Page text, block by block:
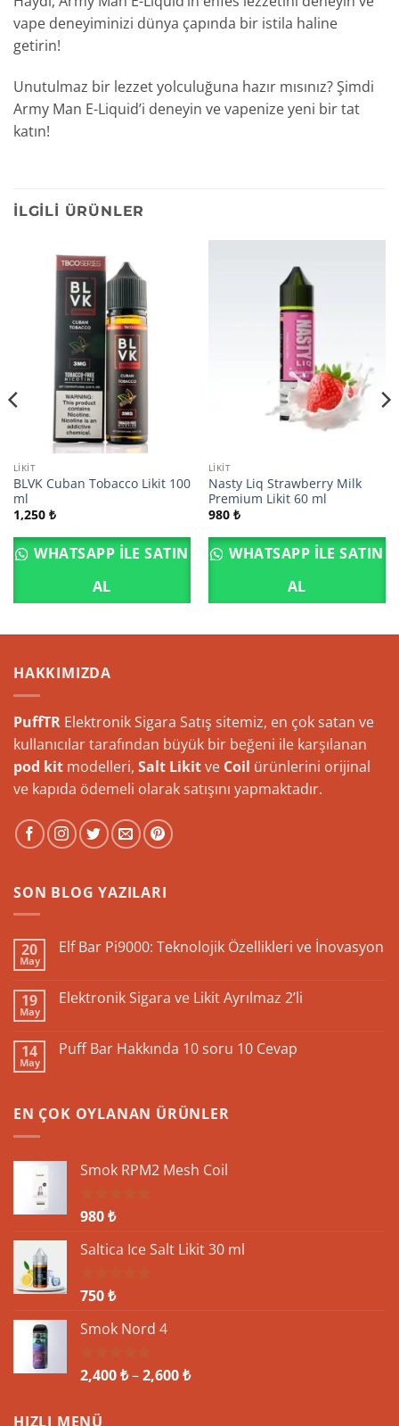
vape deneyiminizi dünya çapında bir istila haline
getirin!
Unutulmaz bir lezzet yolculuğuna hazır mısınız? Şimdi
Army Man E-Liquid’i deneyin ve vapenize yeni bir tat
katın!
İLGILI ÜRÜNLER
LIKIT
BLVK Cuban Tobacco Likit 100
ml
1,250 ₺
WHATSAPP ILE SATIN
AL
LIKIT
Nasty Liq Strawberry Milk
Premium Likit 60 ml
980 ₺
WHATSAPP ILE SATIN
AL
HAKKIMIZDA
PuffTR Elektronik Sigara Satış sitemiz, en çok satan ve
kullanıcılar tarafından büyük bir beğeni ile karşılanan
pod kit modelleri, Salt Likitve Coil ürünlerini orijinal
ve kapıda ödemeli olarak satışını yapmaktadır.
SON BLOG YAZILARI
20
May
Elf Bar Pi9000: Teknolojik Özellikleri ve İnovasyon
Elf
Bar
ve
İnovasyon
19
May
Elektronik Sigara ve Likit Ayrılmaz 2’li
Elektronik
Sigara
14
May
Puff Bar Hakkında 10 soru 10 Cevap
Hakkında
Cevap
EN ÇOK OYLANAN ÜRÜNLER
Smok RPM2 Mesh Coil
5 üzerinden
aldı
980₺
Saltica Ice Salt Likit 30 ml
5 üzerinden
aldı
750₺
Smok Nord 4
5 üzerinden
2,400₺–2,600₺Fiyat
HIZLI MENÜ